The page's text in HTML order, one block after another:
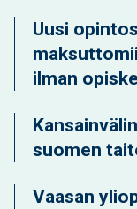
Uusi
ilman
suomen
Vaasan